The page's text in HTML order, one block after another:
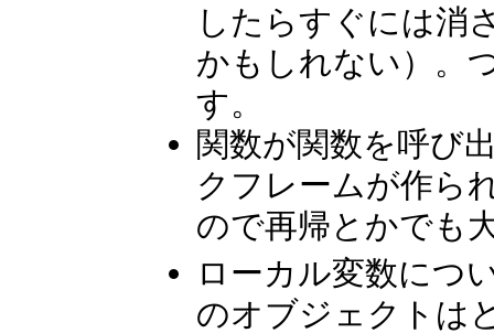
したらすぐには消
かもしれない）。
す。
関数が関数を呼び
クフレームが作ら
ので再帰とかでも
ローカル変数につ
のオブジェクトは